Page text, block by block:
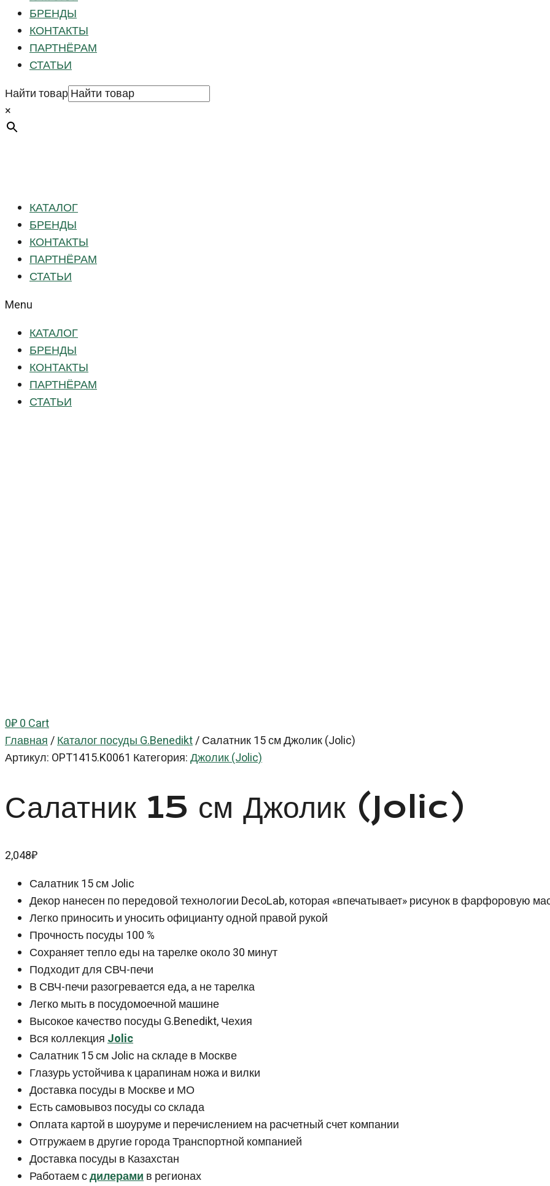
БРЕНДЫ
КОНТАКТЫ
ПАРТНЁРАМ
СТАТЬИ
Найти товар
×
КАТАЛОГ
БРЕНДЫ
КОНТАКТЫ
ПАРТНЁРАМ
СТАТЬИ
Menu
КАТАЛОГ
БРЕНДЫ
КОНТАКТЫ
ПАРТНЁРАМ
СТАТЬИ
0₽0Cart
Главная/Каталог посуды G.Benedikt/Салатник 15 см Джолик (Jolic)
Артикул: OPT1415.K0061 Категория:Джолик (Jolic)
Салатник 15 см Джолик (Jolic)
2,048₽
Салатник 15 см Jolic
Декор нанесен по передовой технологии DecoLab, которая «впечатывает» рисунок в фарфоровую
Легко приносить и уносить официанту одной правой рукой
Прочность посуды 100 %
Сохраняет тепло еды на тарелке около 30 минут
Подходит для СВЧ-печи
В СВЧ-печи разогревается еда, а не тарелка
Легко мыть в посудомоечной машине
Высокое качество посуды G.Benedikt, Чехия
Вся коллекцияJolic
Салатник 15 см Jolic на складе в Москве
Глазурь устойчива к царапинам ножа и вилки
Доставка посуды в Москве и МО
Есть самовывоз посуды со склада
Оплата картой в шоуруме и перечислением на расчетный счет компании
Отгружаем в другие города Транспортной компанией
Доставка посуды в Казахстан
Работаем сдилерамив регионах